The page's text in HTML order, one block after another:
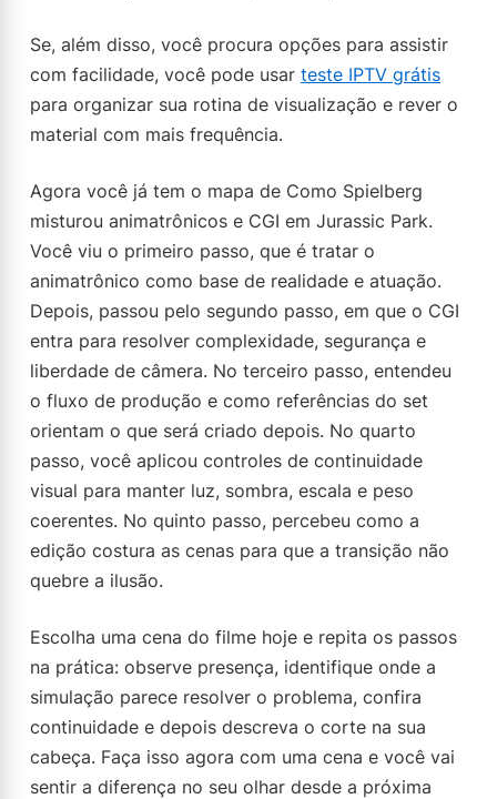
Se, além disso, você procura opções para assistir
com facilidade, você pode usar teste IPTV grátis
para organizar sua rotina de visualização e rever o
material com mais frequência.
Agora você já tem o mapa de Como Spielberg
misturou animatrônicos e CGI em Jurassic Park.
Você viu o primeiro passo, que é tratar o
animatrônico como base de realidade e atuação.
Depois, passou pelo segundo passo, em que o CGI
entra para resolver complexidade, segurança e
liberdade de câmera. No terceiro passo, entendeu
o fluxo de produção e como referências do set
orientam o que será criado depois. No quarto
passo, você aplicou controles de continuidade
visual para manter luz, sombra, escala e peso
coerentes. No quinto passo, percebeu como a
edição costura as cenas para que a transição não
quebre a ilusão.
Escolha uma cena do filme hoje e repita os passos
na prática: observe presença, identifique onde a
simulação parece resolver o problema, confira
continuidade e depois descreva o corte na sua
cabeça. Faça isso agora com uma cena e você vai
sentir a diferença no seu olhar desde a próxima